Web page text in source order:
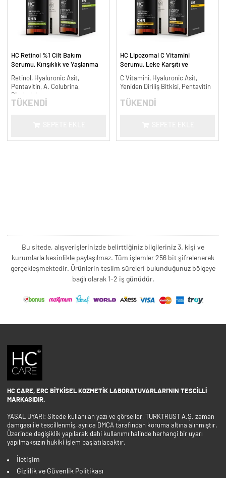
HC Retinol %1 Cilt Bakım
Serumu, Kırışıklık ve Yaşlanma
Retinol, Hyaluronic Asit,
Pentavitin, A. Colubrina,
Bisabolol
TÜKENDİ
HC Lipozomal C Vitamini
Serumu, Leke Karşıtı ve
C Vitamini, Hyaluronic Asit,
Yeniden Diriliş Bitkisi, Pentavitin
TÜKENDİ
Bu sitede, alışverişlerinizde belirttiğiniz bilgileriniz 3. kişi ve
kurumlarla kesinlikle paylaşılmaz. Tüm işlemler 256 bit şifrelenerek
gerçekleşmektedir. Ürünlerin teslim süreleri bulunduğunuz bölgeye
bağlı olarak 1-2 iş günüdür.
HC CARE, ERC BITKISEL KOZMETIK LABORATUVARLARI'NIN TESCILLI
MARKASIDIR.
YASAL UYARI: Sitede kullanılan yazı ve görseller, TURKTRUST A.Ş. zaman
damgası ile tescillenmiş, ayrıca DMCA tarafından koruma altına alınmıştır.
Üzerinde değişiklik yapılarak dahi kullanımı halinde herhangi bir uyarı
yapılmaksızın hukiki işlem başlatılacaktır.
İletişim
Gizlilik ve Güvenlik Politikası